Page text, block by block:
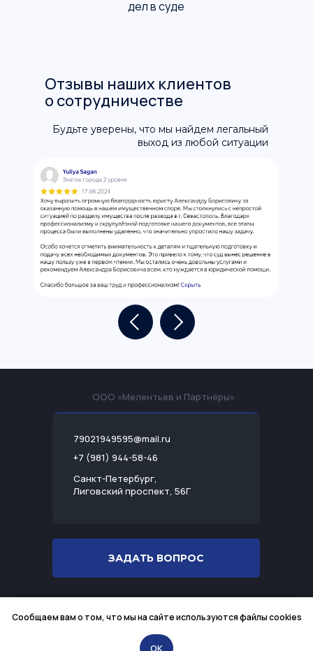
дел в суде
Отзывы наших клиентов
о сотрудничестве
Будьте уверены, что мы найдем легальный
выход из любой ситуации
ЗАДАТЬ ВОПРОС
Разработка сайта
ООО «Мелентьев и Партнёры»
ИНН 7813501983
79021949595@mail.ru
+7 (981) 944-58-46
Санкт-Петербург,
Лиговский проспект, 56Г
Сообщаем вам о том, что мы на сайте используются файлы cookies
OK